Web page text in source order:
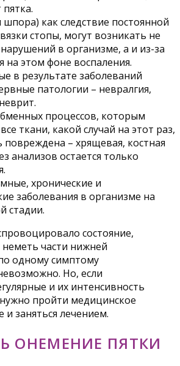
как следствие постоянной
стопы, могут возникать не
в организме, а и из-за
на этом фоне воспаления.
в результате заболеваний
патологии – невралгия,
процессов, которым
ткани, какой случай на этот раз,
повреждена – хрящевая, костная
анализов остается только
хронические и
заболевания в организме на
стадии.
состояние,
неметь части нижней
одному симптому
Но, если
и их интенсивность
нужно пройти медицинское
и заняться лечением.
ОНЕМЕНИЕ ПЯТКИ